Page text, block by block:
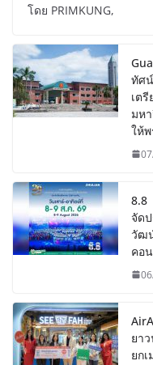
โดย PRIMKUNG,
ทัศ
เต
มห
ให้
8.8
จัด
วัฒ
คอ
ยา
ยก